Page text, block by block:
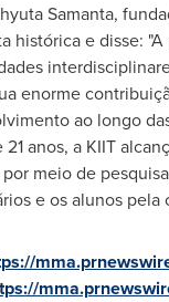
Samanta,
histórica e disse:
enorme
ao longo
21 anos, a KIIT
meio de
e os alunos pela